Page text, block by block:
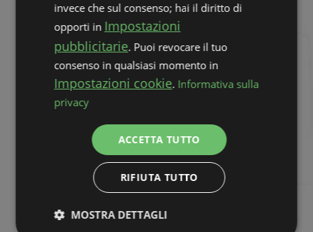
Tuttavia, ricorda che le celle libere
determinano la lunghezza della sequenza
che puoi spostare all'interno del tavolo.
Riempirle limita le mosse che puoi fare nel
tavolo. Se non hai celle libere disponibili,
puoi spostare solo una carta alla volta
all'interno del tavolo.
5. Riempi le colonne vuote con
una carta o una sequenza di carte
Se hai una colonna vuota, puoi metterci
una carta o una sequenza di carte,
permettendoti di liberare più carte sul
tavolo. La scelta migliore è spostare una
invece che sul consenso; hai il diritto di
opporti in Impostazioni
pubblicitarie. Puoi revocare il tuo
consenso in qualsiasi momento in
Impostazioni cookie. Informativa sulla
privacy
ACCETTA TUTTO
RIFIUTA TUTTO
MOSTRA DETTAGLI